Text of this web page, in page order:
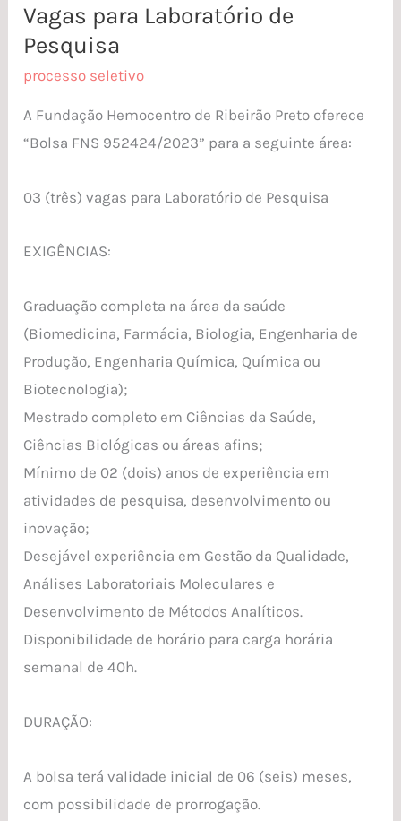
Vagas para Laboratório de
Pesquisa
processo seletivo
A Fundação Hemocentro de Ribeirão Preto oferece
“Bolsa FNS 952424/2023” para a seguinte área:
03 (três) vagas para Laboratório de Pesquisa
EXIGÊNCIAS:
Graduação completa na área da saúde
(Biomedicina, Farmácia, Biologia, Engenharia de
Produção, Engenharia Química, Química ou
Biotecnologia);
Mestrado completo em Ciências da Saúde,
Ciências Biológicas ou áreas afins;
Mínimo de 02 (dois) anos de experiência em
atividades de pesquisa, desenvolvimento ou
inovação;
Desejável experiência em Gestão da Qualidade,
Análises Laboratoriais Moleculares e
Desenvolvimento de Métodos Analíticos.
Disponibilidade de horário para carga horária
semanal de 40h.
DURAÇÃO:
A bolsa terá validade inicial de 06 (seis) meses,
com possibilidade de prorrogação.
Vagas
para
Laboratório
Pesquisa